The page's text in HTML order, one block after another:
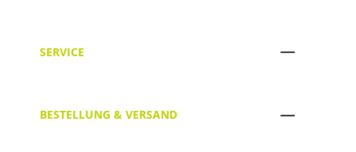
SERVICE
BESTELLUNG & VERSAND